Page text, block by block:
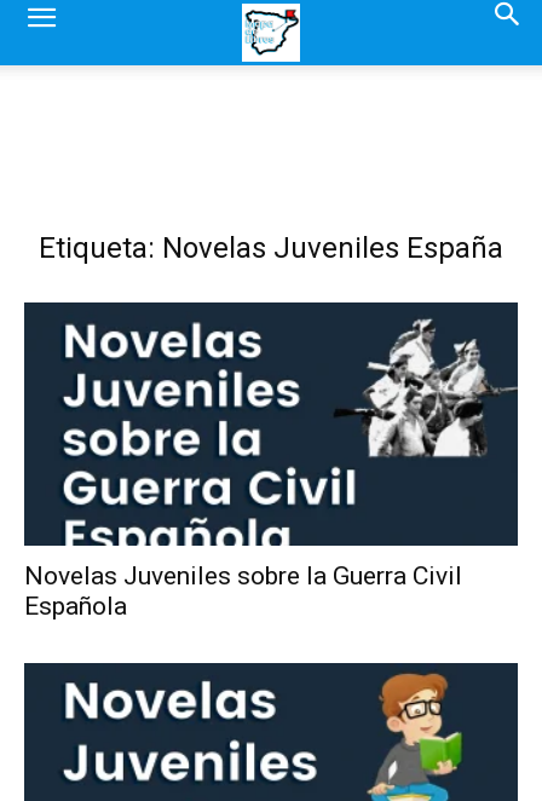
Etiqueta: Novelas Juveniles España
Novelas Juveniles sobre la Guerra Civil
Española